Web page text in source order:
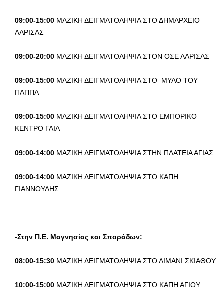
09:00-15:00 ΜΑΖΙΚΗ ΔΕΙΓΜΑΤΟΛΗΨΙΑ ΣΤΟ ΔΗΜΑΡΧΕΙΟ
ΛΑΡΙΣΑΣ
09:00-20:00 ΜΑΖΙΚΗ ΔΕΙΓΜΑΤΟΛΗΨΙΑ ΣΤΟΝ ΟΣΕ ΛΑΡΙΣΑΣ
09:00-15:00 ΜΑΖΙΚΗ ΔΕΙΓΜΑΤΟΛΗΨΙΑ ΣΤΟ ΜΥΛΟ ΤΟΥ
ΠΑΠΠΑ
09:00-15:00 ΜΑΖΙΚΗ ΔΕΙΓΜΑΤΟΛΗΨΙΑ ΣΤΟ ΕΜΠΟΡΙΚΟ
ΚΕΝΤΡΟ ΓΑΙΑ
09:00-14:00 ΜΑΖΙΚΗ ΔΕΙΓΜΑΤΟΛΗΨΙΑ ΣΤΗΝ ΠΛΑΤΕΙΑ ΑΓΙΑΣ
09:00-14:00 ΜΑΖΙΚΗ ΔΕΙΓΜΑΤΟΛΗΨΙΑ ΣΤΟ ΚΑΠΗ
ΓΙΑΝΝΟΥΛΗΣ
-Στην Π.Ε. Μαγνησίας και Σποράδων:
08:00-15:30 ΜΑΖΙΚΗ ΔΕΙΓΜΑΤΟΛΗΨΙΑ ΣΤΟ ΛΙΜΑΝΙ ΣΚΙΑΘΟΥ
10:00-15:00 ΜΑΖΙΚΗ ΔΕΙΓΜΑΤΟΛΗΨΙΑ ΣΤΟ ΚΑΠΗ ΑΓΙΟΥ